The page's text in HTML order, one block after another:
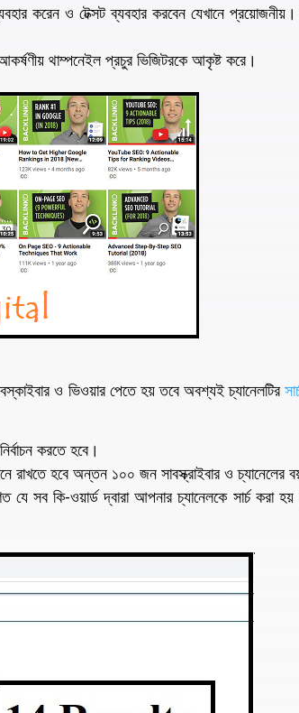
করেন ও টেক্সট ব্যবহার করবেন যেখানে
থাম্পনেইল প্রচুর ভিজিটরকে আকৃষ্ট করে।
ও ভিওয়ার পেতে হয় তবে অবশ্যই চ্যানেলটির
করতে হবে।
রাখতে হবে অন্তন ১০০ জন সাবস্ক্রাইবার ও চ্যানেলের
যে সব কি-ওয়ার্ড দ্বারা আপনার চ্যানেলকে সার্চ